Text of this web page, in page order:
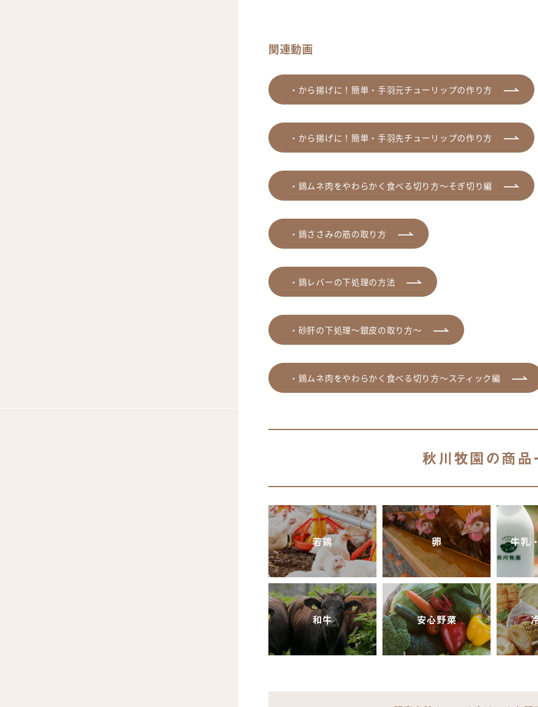
関連動画
・から揚げに！簡単・手羽元チューリップの作り方
・から揚げに！簡単・手羽先チューリップの作り方
・鶏ムネ肉をやわらかく食べる切り方～そぎ切り編
・鶏ささみの筋の取り方
・鶏レバーの下処理の方法
・砂肝の下処理～銀皮の取り方～
・鶏ムネ肉をやわらかく食べる切り方～スティック編
秋川牧園の商品
若鶏 卵 牛乳
和牛 安心野菜